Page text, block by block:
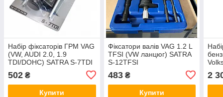
Набір фіксаторів ГРМ VAG
(VW, AUDI 2.0, 1.9
TDI/DOHC) SATRA S-7TDI
502 ₴
Купити
Фіксатори валів VAG 1.2 L
TFSI (VW ланцюг) SATRA
S-12TFSI
483₴
Купити
2